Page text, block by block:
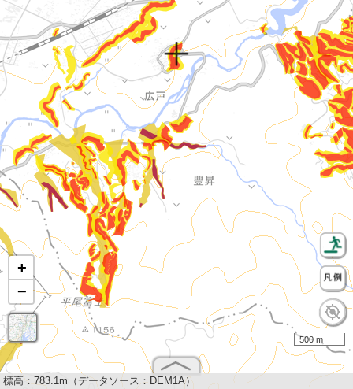
+
−
500 m
標高： 783.1m（データソース：DEM1A）